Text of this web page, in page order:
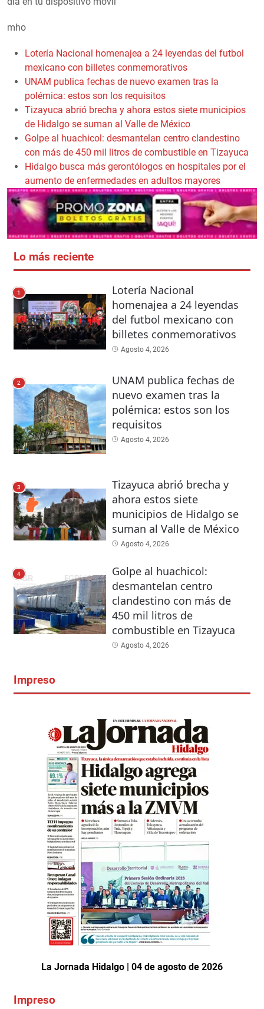
mho
Lotería Nacional homenajea a 24 leyendas del futbol
mexicano con billetes conmemorativos
UNAM publica fechas de nuevo examen tras la
polémica: estos son los requisitos
Tizayuca abrió brecha y ahora estos siete municipios
de Hidalgo se suman al Valle de México
Golpe al huachicol: desmantelan centro clandestino
con más de 450 mil litros de combustible en Tizayuca
Hidalgo busca más gerontólogos en hospitales por el
aumento de enfermedades en adultos mayores
Lo más reciente
1
Lotería Nacional
homenajea a 24 leyendas
del futbol mexicano con
billetes conmemorativos
Agosto 4, 2026
2
UNAM publica fechas de
nuevo examen tras la
polémica: estos son los
requisitos
Agosto 4, 2026
3
Tizayuca abrió brecha y
ahora estos siete
municipios de Hidalgo se
suman al Valle de México
Agosto 4, 2026
4
Golpe al huachicol:
desmantelan centro
clandestino con más de
450 mil litros de
combustible en Tizayuca
Agosto 4, 2026
Impreso
La Jornada Hidalgo | 04 de agosto de 2026
Impreso